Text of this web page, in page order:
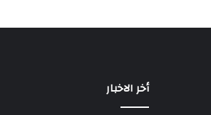
أخر الاخبار